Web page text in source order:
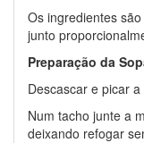
Os ingredientes
junto
Preparação da
Descascar e picar
Num tacho junte a
deixando refogar